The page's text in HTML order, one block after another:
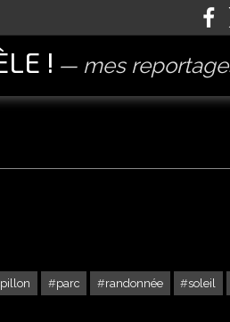
! mes
parc randonnée soleil